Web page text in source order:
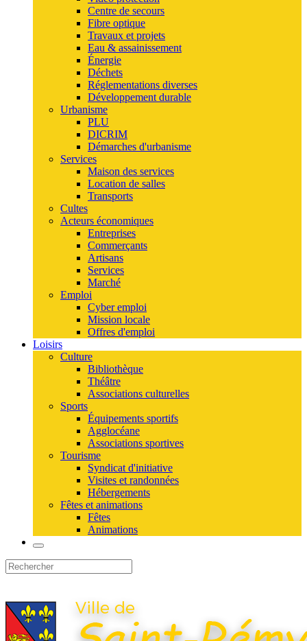
Centre de secours
Fibre optique
Travaux et projets
Eau & assainissement
Énergie
Déchets
Réglementations diverses
Développement durable
Urbanisme
PLU
DICRIM
Démarches d'urbanisme
Services
Maison des services
Location de salles
Transports
Cultes
Acteurs économiques
Entreprises
Commerçants
Artisans
Services
Marché
Emploi
Cyber emploi
Mission locale
Offres d'emploi
Loisirs
Culture
Bibliothèque
Théâtre
Associations culturelles
Sports
Équipements sportifs
Agglocéane
Associations sportives
Tourisme
Syndicat d'initiative
Visites et randonnées
Hébergements
Fêtes et animations
Fêtes
Animations